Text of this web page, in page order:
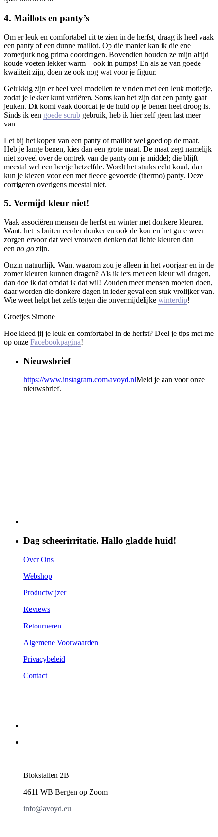
4. Maillots en panty’s
Om er leuk en comfortabel uit te zien in de herfst, draag ik heel vaak
een panty of een dunne maillot. Op die manier kan ik die ene
zomerjurk nog prima doordragen. Bovendien houden ze mijn altijd
koude voeten lekker warm – ook in pumps! En als ze van goede
kwaliteit zijn, doen ze ook nog wat voor je figuur.
Gelukkig zijn er heel veel modellen te vinden met een leuk motiefje,
zodat je lekker kunt variëren. Soms kan het zijn dat een panty gaat
jeuken. Dit komt vaak doordat je de huid op je benen heel droog is.
Sinds ik een goede scrub gebruik, heb ik hier zelf geen last meer
van.
Let bij het kopen van een panty of maillot wel goed op de maat.
Heb je lange benen, kies dan een grote maat. De maat zegt namelijk
niet zoveel over de omtrek van de panty om je middel; die blijft
meestal wel een beetje hetzelfde. Wordt het straks echt koud, dan
kun je kiezen voor een met fleece gevoerde (thermo) panty. Deze
corrigeren overigens meestal niet.
5. Vermijd kleur niet!
Vaak associëren mensen de herfst en winter met donkere kleuren.
Want: het is buiten eerder donker en ook de kou en het gure weer
zorgen ervoor dat veel vrouwen denken dat lichte kleuren dan
een no go zijn.
Onzin natuurlijk. Want waarom zou je alleen in het voorjaar en in de
zomer kleuren kunnen dragen? Als ik iets met een kleur wil dragen,
dan doe ik dat omdat ik dat wil! Zouden meer mensen moeten doen,
daar worden die donkere dagen in ieder geval een stuk vrolijker van.
Wie weet helpt het zelfs tegen die onvermijdelijke winterdip!
Groetjes Simone
Hoe kleed jij je leuk en comfortabel in de herfst? Deel je tips met me
op onze Facebookpagina!
Nieuwsbrief
https://www.instagram.com/avoyd.nlMeld je aan voor onze
nieuwsbrief.
Dag scheerirritatie. Hallo gladde huid!
Over Ons
Webshop
Productwijzer
Reviews
Retourneren
Algemene Voorwaarden
Privacybeleid
Contact
Blokstallen 2B
4611 WB Bergen op Zoom
info@avoyd.eu